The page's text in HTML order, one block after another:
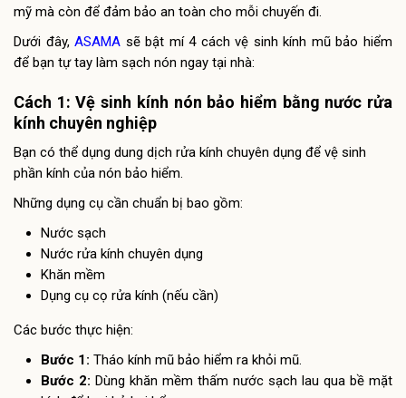
mỹ mà còn để đảm bảo an toàn cho mỗi chuyến đi.
Dưới đây,ASAMA sẽ bật mí4 cách vệ sinh kính mũ bảo hiểm
để bạn tự tay làm sạch nón ngay tại nhà:
Cách 1: Vệ sinh kính nón bảo hiểm bằng nước rửa
kính chuyên nghiệp
Bạn có thể dụng dung dịch rửa kính chuyên dụng để vệ sinh
phần kính của nón bảo hiểm.
Những dụng cụ cần chuẩn bị bao gồm:
Nước sạch
Nước rửa kính chuyên dụng
Khăn mềm
Dụng cụ cọ rửa kính (nếu cần)
Các bước thực hiện:
Bước 1: Tháo kính mũ bảo hiểm ra khỏi mũ.
Bước 2: Dùng khăn mềm thấm nước sạch lau qua bề mặt